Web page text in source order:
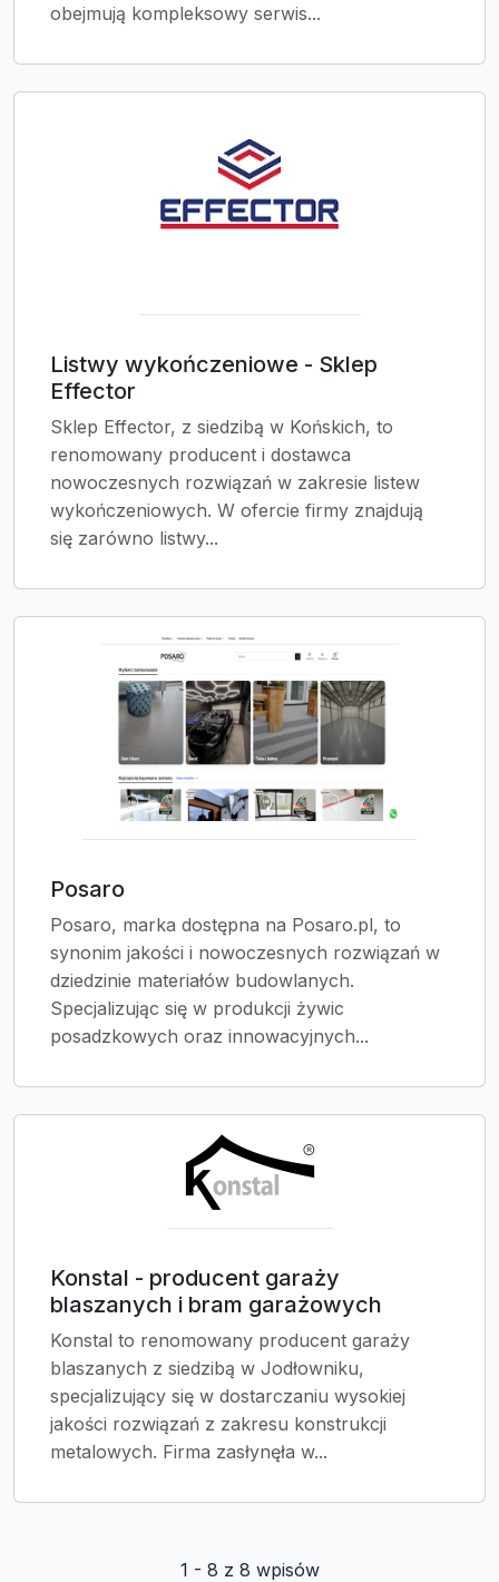
obejmują kompleksowy serwis...
Listwy wykończeniowe - Sklep
Effector
Sklep Effector, z siedzibą w Końskich, to
renomowany producent i dostawca
nowoczesnych rozwiązań w zakresie listew
wykończeniowych. W ofercie firmy znajdują
się zarówno listwy...
Posaro
Posaro, marka dostępna na Posaro.pl, to
synonim jakości i nowoczesnych rozwiązań w
dziedzinie materiałów budowlanych.
Specjalizując się w produkcji żywic
posadzkowych oraz innowacyjnych...
Konstal - producent garaży
blaszanych i bram garażowych
Konstal to renomowany producent garaży
blaszanych z siedzibą w Jodłowniku,
specjalizujący się w dostarczaniu wysokiej
jakości rozwiązań z zakresu konstrukcji
metalowych. Firma zasłynęła w...
1 - 8 z 8 wpisów